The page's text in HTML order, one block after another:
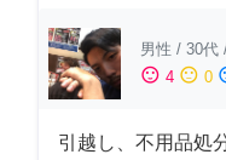
男性 / 30代
sentiment_satisfied 4 sentiment_neutral 0
引越し、不用品処